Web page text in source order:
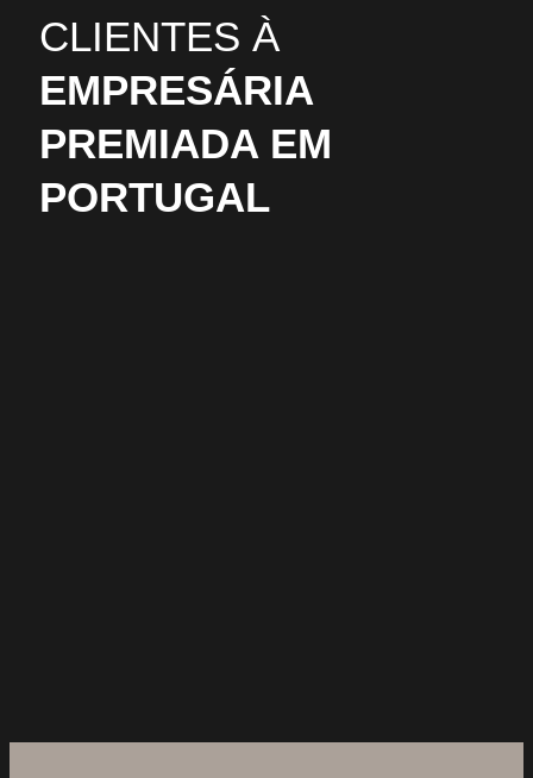
CLIENTES À
EMPRESÁRIA
PREMIADA EM
PORTUGAL